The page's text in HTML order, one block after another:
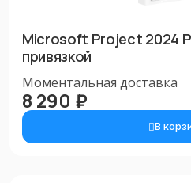
Microsoft Project 2024
привязкой
Моментальная доставка
8 290 ₽
В